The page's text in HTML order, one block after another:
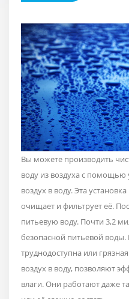
Вы можете производить
воду из воздуха с
воздух в воду. Эта
очищает и фильтрует её.
питьевую воду. Почти 3,2
безопасной питьевой
труднодоступна или
воздух в воду, позволяют
влаги. Они работают даже